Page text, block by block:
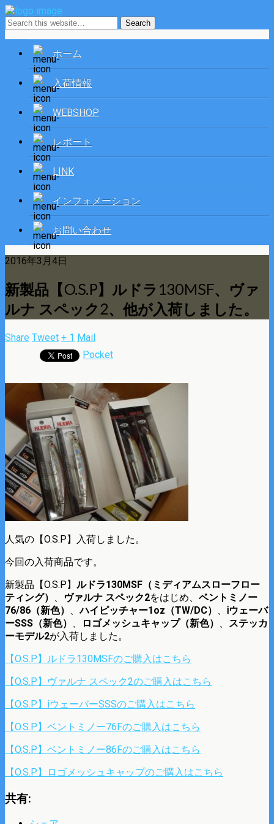
ホーム
入荷情報
WEBSHOP
レポート
LINK
インフォメーション
お問い合わせ
2016年3月4日
新製品【O.S.P】ルドラ130MSF、ヴァ
ルナ スペック2、他が入荷しました。
Share Tweet + 1 Mail
Pocket
人気の【O.S.P】入荷しました。
今回の入荷商品です。
新製品【O.S.P】 ルドラ130MSF（ミディアムスローフロー
ティング） 、 ヴァルナ スペック2をはじめ、 ベントミノー
76/86（新色） 、ハイピッチャー1oz（TW/DC） 、 ⅰウェーバ
ーSSS（新色） 、 ロゴメッシュキャップ（新色） 、 ステッカ
ーモデル2が入荷しました。
【O.S.P】ルドラ130MSFのご購入はこちら
【O.S.P】ヴァルナ スペック2のご購入はこちら
【O.S.P】ⅰウェーバーSSSのご購入はこちら
【O.S.P】ベントミノー76Fのご購入はこちら
【O.S.P】ベントミノー86Fのご購入はこちら
【O.S.P】ロゴメッシュキャップのご購入はこちら
共有: